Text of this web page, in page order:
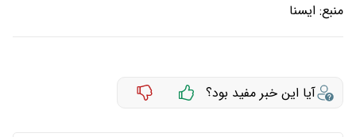
منبع: ايسنا
آیا این خبر مفید بود؟